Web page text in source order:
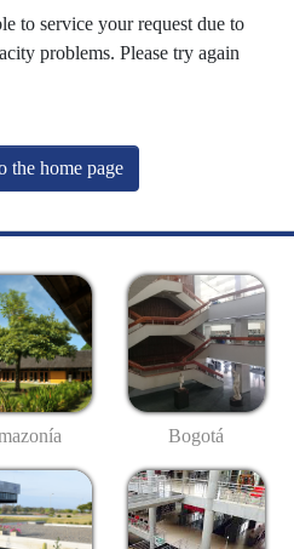
to service your request due to
problems. Please try again
the home page
Bogotá